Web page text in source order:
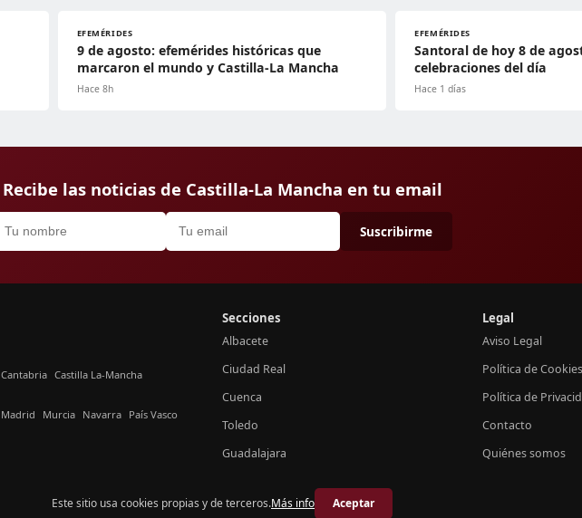
EFEMÉRIDES
9 de agosto: efemérides históricas que
marcaron el mundo y Castilla-La Mancha
Hace 8h
EFEMÉRIDES
Santoral de hoy 8 de
celebraciones del día
Hace 1 días
Recibe las noticias de Castilla-La Mancha en tu email
Suscribirme
Cantabria Castilla La-Mancha
Madrid Murcia Navarra País Vasco
Secciones
Albacete
Ciudad Real
Cuenca
Toledo
Guadalajara
Legal
Aviso Legal
Política de Cookies
Política de
Contacto
Quiénes somos
© 2026 Crónica Castilla-La Mancha
Este sitio usa cookies propias y de terceros.Más info Aceptar